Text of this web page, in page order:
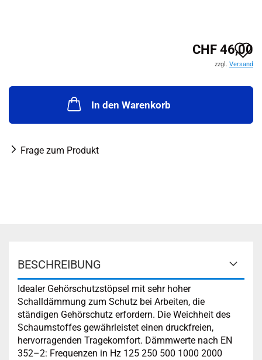
CHF 46,00
zzgl. Versand
In den Warenkorb
Frage zum Produkt
BESCHREIBUNG
Idealer Gehörschutzstöpsel mit sehr hoher
Schalldämmung zum Schutz bei Arbeiten, die
ständigen Gehörschutz erfordern. Die Weichheit des
Schaumstoffes gewährleistet einen druckfreien,
hervorragenden Tragekomfort. Dämmwerte nach EN
352–2: Frequenzen in Hz 125 250 500 1000 2000